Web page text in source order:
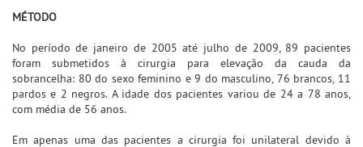
MÉTODO
No período de janeiro de 2005 até julho de 2009, 89 pacientes
foram submetidos à cirurgia para elevação da cauda da
sobrancelha: 80 do sexo feminino e 9 do masculino, 76 brancos, 11
pardos e 2 negros. A idade dos pacientes variou de 24 a 78 anos,
com média de 56 anos.
Em apenas uma das pacientes a cirurgia foi unilateral devido à